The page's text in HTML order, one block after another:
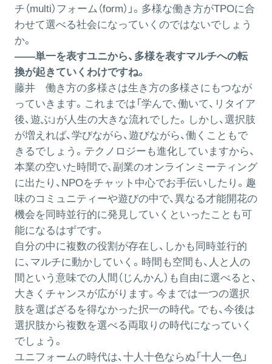
チ（multi）フォーム（form）」。多様な働き方がTPOに合
わせて選べる社会になっていくのではないでしょう
か。
――単一を表すユニから、多様を表すマルチへの転
換が起きていくわけですね。
藤井 働き方の多様さは生き方の多様さにもつなが
っていきます。これまでは「学んで、働いて、リタイア
後、遊ぶ」が人生の大きな流れでした。しかし、選択肢
が増えれば、学びながら、遊びながら、働くこともで
きるでしょう。テクノロジーも進化していますから、
本業の空いた時間で、副業のオンラインミーティング
に出たり、NPOをチャット中心でお手伝いしたり。趣
味のコミュニティーや遊びの中で、異なる才能開花の
機会を同時並行的に発見していくといったことも可
能になるはずです。
自分の中に複数の役割が存在し、しかも同時並行的
に、マルチに動かしていく。時間も空間も、人と人の
間という意味での人間（じんかん）も自由に選べると、
大きくチャンスが広がります。今までは一つの選択
肢を選ばざるを得なかった択一の時代。でも、今後は
選択肢から複数を選べる両取りの時代になっていく
でしょう。
ユニフォームの時代は、十人十色ならぬ「十人一色」